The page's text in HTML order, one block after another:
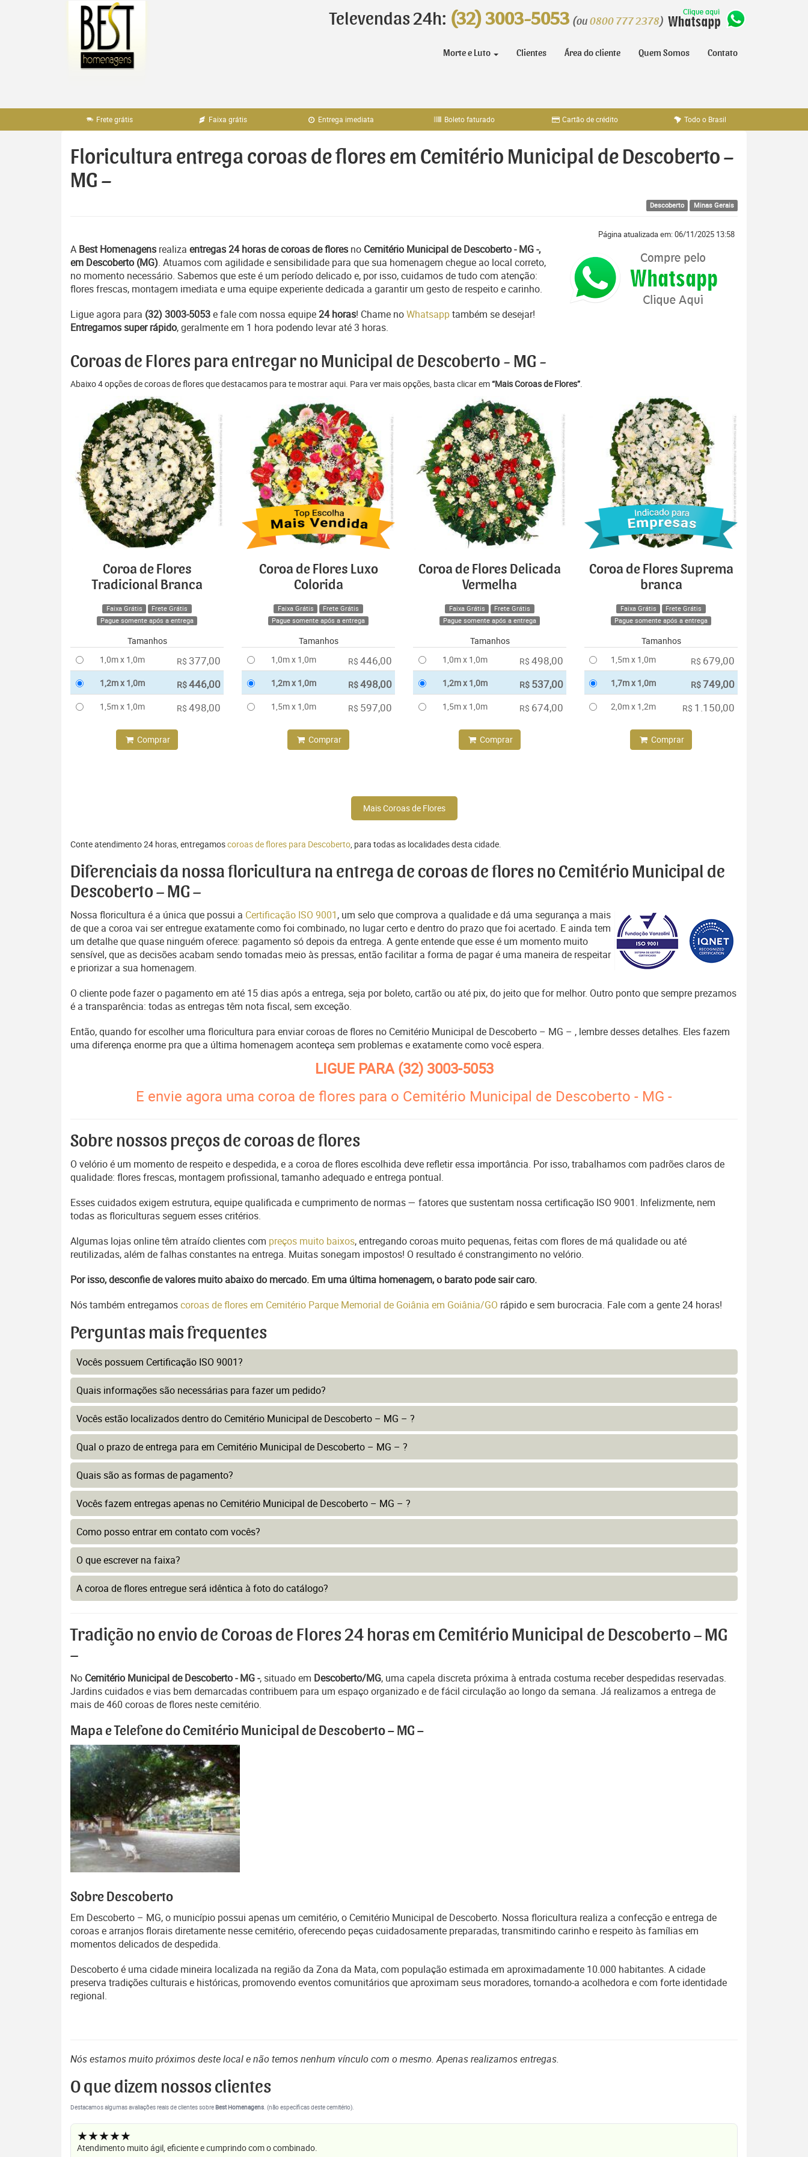
Televendas 24h: (32) 3003-5053 (ou 0800 777 2378)
Morte e Luto Clientes Área do cliente Quem Somos Contato
Frete grátis Faixa grátis Entrega imediata Boleto faturado Cartão de crédito Todo o Brasil
Floricultura entrega coroas de flores em Cemitério Municipal de Descoberto –
MG –
Descoberto Minas Gerais
Página atualizada em: 06/11/2025 13:58
A Best Homenagens realiza entregas 24 horas de coroas de flores no Cemitério Municipal de Descoberto - MG -,
em Descoberto (MG). Atuamos com agilidade e sensibilidade para que sua homenagem chegue ao local correto,
no momento necessário. Sabemos que este é um período delicado e, por isso, cuidamos de tudo com atenção:
flores frescas, montagem imediata e uma equipe experiente dedicada a garantir um gesto de respeito e carinho.
Ligue agora para (32) 3003-5053e fale com nossa equipe24 horas! Chame noWhatsapptambém se desejar!
Entregamos super rápido, geralmente em 1 hora podendo levar até 3 horas.
Coroas de Flores para entregar no Municipal de Descoberto - MG -
Abaixo 4 opções de coroas de flores que destacamos para te mostrar aqui. Para ver mais opções, basta clicar em“Mais Coroas de Flores”.
Coroa de Flores
Tradicional Branca
Faixa Grátis
Frete Grátis
Pague somente após a entrega
Tamanhos
1,0m x 1,0m
R$ 377,00
1,2m x 1,0m R$446,00
1,5m x 1,0m R$ 498,00
Comprar
Coroa de Flores Luxo
Colorida
Faixa Grátis
Frete Grátis
Pague somente após a entrega
Tamanhos
1,0m x 1,0m
R$ 446,00
1,2m x 1,0m R$498,00
1,5m x 1,0m R$ 597,00
Comprar
Coroa de Flores Delicada
Vermelha
Faixa Grátis
Frete Grátis
Pague somente após a entrega
Tamanhos
1,0m x 1,0m
R$ 498,00
1,2m x 1,0m R$ 537,00
1,5m x 1,0m R$ 674,00
Comprar
Coroa de Flores Suprema
branca
Faixa Grátis
Frete Grátis
Pague somente após a entrega
Tamanhos
1,5m x 1,0m
R$ 679,00
1,7m x 1,0m R$749,00
2,0m x 1,2m R$ 1.150,00
Comprar
Mais Coroas de Flores
Conte atendimento 24 horas, entregamoscoroas de flores para Descoberto, para todas as localidades desta cidade.
Diferenciais da nossa floricultura na entrega de coroas de flores no Cemitério Municipal de
Descoberto – MG –
Nossa floricultura é a única que possui a Certificação ISO 9001, um selo que comprova a qualidade e dá uma segurança a mais
de que a coroa vai ser entregue exatamente como foi combinado, no lugar certo e dentro do prazo que foi acertado. E ainda tem
um detalhe que quase ninguém oferece: pagamento só depois da entrega. A gente entende que esse é um momento muito
sensível, que as decisões acabam sendo tomadas meio às pressas, então facilitar a forma de pagar é uma maneira de respeitar
e priorizar a sua homenagem.
O cliente pode fazer o pagamento em até 15 dias após a entrega, seja por boleto, cartão ou até pix, do jeito que for melhor. Outro ponto que sempre prezamos
é a transparência: todas as entregas têm nota fiscal, sem exceção.
Então, quando for escolher uma floricultura para enviar coroas de flores no Cemitério Municipal de Descoberto – MG – , lembre desses detalhes. Eles fazem
uma diferença enorme pra que a última homenagem aconteça sem problemas e exatamente como você espera.
LIGUE PARA(32) 3003-5053
E envie agora uma coroa de flores para o Cemitério Municipal de Descoberto - MG -
Sobre nossos preços de coroas de flores
O velório é um momento de respeito e despedida, e a coroa de flores escolhida deve refletir essa importância. Por isso, trabalhamos com padrões claros de
qualidade: flores frescas, montagem profissional, tamanho adequado e entrega pontual.
Esses cuidados exigem estrutura, equipe qualificada e cumprimento de normas — fatores que sustentam nossa certificação ISO 9001. Infelizmente, nem
todas as floriculturas seguem esses critérios.
Algumas lojas online têm atraído clientes com preços muito baixos, entregando coroas muito pequenas, feitas com flores de má qualidade ou até
reutilizadas, além de falhas constantes na entrega. Muitas sonegam impostos! O resultado é constrangimento no velório.
Por isso, desconfie de valores muito abaixo do mercado. Em uma última homenagem, o barato pode sair caro.
Nós também entregamoscoroas de flores em Cemitério Parque Memorial de Goiânia em Goiânia/GO rápido e sem burocracia. Fale com a gente 24 horas!
Perguntas mais frequentes
Vocês possuem Certificação ISO 9001?
Quais informações são necessárias para fazer um pedido?
Vocês estão localizados dentro do Cemitério Municipal de Descoberto – MG – ?
Qual o prazo de entrega para em Cemitério Municipal de Descoberto – MG – ?
Quais são as formas de pagamento?
Vocês fazem entregas apenas no Cemitério Municipal de Descoberto – MG – ?
Como posso entrar em contato com vocês?
O que escrever na faixa?
A coroa de flores entregue será idêntica à foto do catálogo?
Tradição no envio de Coroas de Flores 24 horas em Cemitério Municipal de Descoberto – MG
–
No Cemitério Municipal de Descoberto - MG -, situado em Descoberto/MG, uma capela discreta próxima à entrada costuma receber despedidas reservadas.
Jardins cuidados e vias bem demarcadas contribuem para um espaço organizado e de fácil circulação ao longo da semana. Já realizamos a entrega de
mais de 460 coroas de flores neste cemitério.
Mapa e Telefone do Cemitério Municipal de Descoberto – MG –
Sobre Descoberto
Em Descoberto – MG, o município possui apenas um cemitério, o Cemitério Municipal de Descoberto. Nossa floricultura realiza a confecção e entrega de
coroas e arranjos florais diretamente nesse cemitério, oferecendo peças cuidadosamente preparadas, transmitindo carinho e respeito às famílias em
momentos delicados de despedida.
Descoberto é uma cidade mineira localizada na região da Zona da Mata, com população estimada em aproximadamente 10.000 habitantes. A cidade
preserva tradições culturais e históricas, promovendo eventos comunitários que aproximam seus moradores, tornando-a acolhedora e com forte identidade
regional.
Nós estamos muito próximos deste local e não temos nenhum vínculo com o mesmo. Apenas realizamos entregas.
O que dizem nossos clientes
Destacamos algumas avaliações reais de clientes sobreBest Homenagens. (não específicas deste cemitério).
★★★★★
Atendimento muito ágil, eficiente e cumprindo com o combinado.